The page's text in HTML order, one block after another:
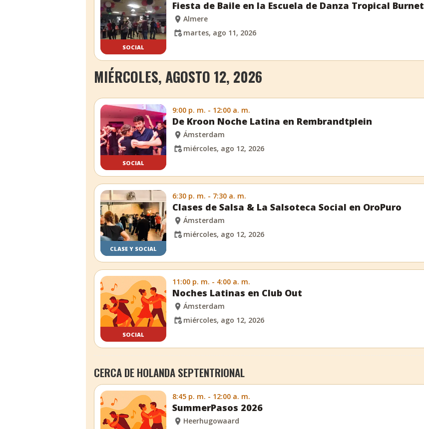
SOCIAL
Fiesta de Baile en la Escuela de Danza Tropical Burnet
Almere
martes, ago 11, 2026
MIÉRCOLES, AGOSTO 12, 2026
SOCIAL
9:00 p. m. - 12:00 a. m.
De Kroon Noche Latina en Rembrandtplein
Ámsterdam
miércoles, ago 12, 2026
CLASE Y SOCIAL
6:30 p. m. - 7:30 a. m.
Clases de Salsa & La Salsoteca Social en OroPuro
Ámsterdam
miércoles, ago 12, 2026
SOCIAL
11:00 p. m. - 4:00 a. m.
Noches Latinas en Club Out
Ámsterdam
miércoles, ago 12, 2026
CERCA DE HOLANDA SEPTENTRIONAL
8:45 p. m. - 12:00 a. m.
SummerPasos 2026
Heerhugowaard